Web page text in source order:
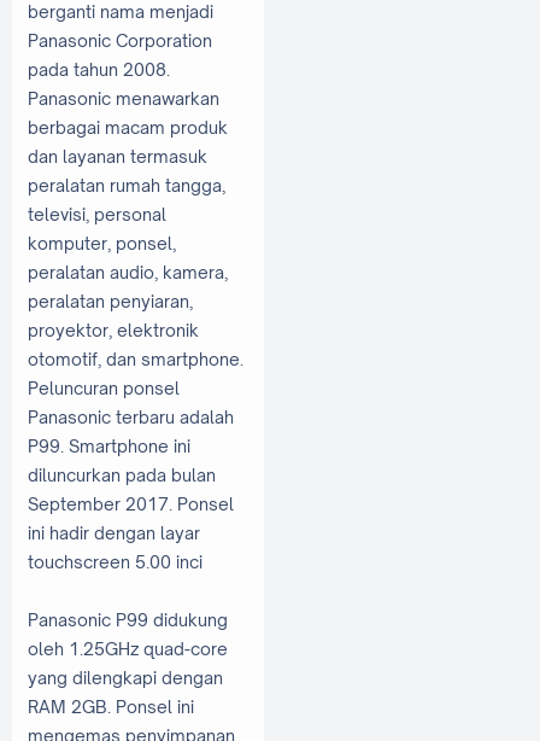
berganti nama menjadi
Panasonic Corporation
pada tahun 2008.
Panasonic menawarkan
berbagai macam produk
dan layanan termasuk
peralatan rumah tangga,
televisi, personal
komputer, ponsel,
peralatan audio, kamera,
peralatan penyiaran,
proyektor, elektronik
otomotif, dan smartphone.
Peluncuran ponsel
Panasonic terbaru adalah
P99. Smartphone ini
diluncurkan pada bulan
September 2017. Ponsel
ini hadir dengan layar
touchscreen 5.00 inci
Panasonic P99 didukung
oleh 1.25GHz quad-core
yang dilengkapi dengan
RAM 2GB. Ponsel ini
mengemas penyimpanan